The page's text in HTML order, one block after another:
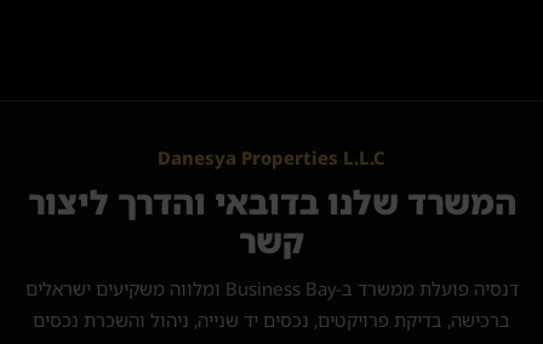
Danesya Properties L.L.C
המשרד שלנו בדובאי והדרך ליצור
קשר
דנסיה פועלת ממשרד ב-Business Bay ומלווה משקיעים ישראלים
ברכישה, בדיקת פרויקטים, נכסים יד שנייה, ניהול והשכרת נכסים